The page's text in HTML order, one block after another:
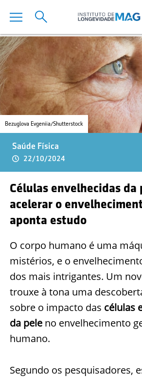
Bezuglova Evgeniia/Shutterstock
Saúde Física
22/10/2024
Células envelhecidas da
acelerar o
aponta estudo
O corpo humano é uma
mistérios, e o
dos mais intrigantes. Um
trouxe à tona uma
sobre o impacto das células
da pele no envelhecimento
humano.
Segundo os pesquisadores,